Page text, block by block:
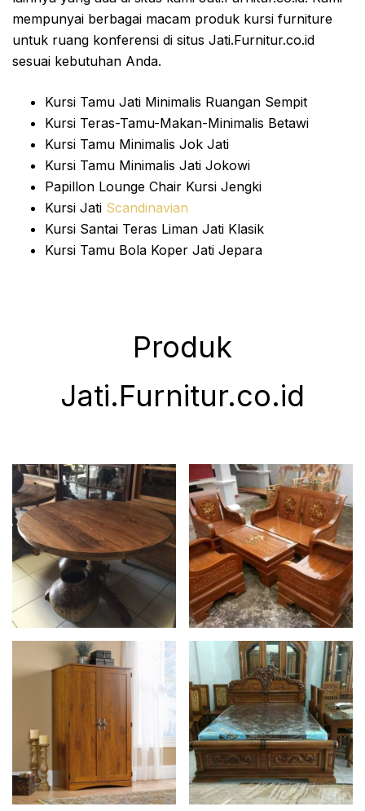
mempunyai berbagai macam produk kursi furniture
untuk ruang konferensi di situs Jati.Furnitur.co.id
sesuai kebutuhan Anda.
Kursi Tamu Jati Minimalis Ruangan Sempit
Kursi Teras-Tamu-Makan-Minimalis Betawi
Kursi Tamu Minimalis Jok Jati
Kursi Tamu Minimalis Jati Jokowi
Papillon Lounge Chair Kursi Jengki
Kursi Jati Scandinavian
Kursi Santai Teras Liman Jati Klasik
Kursi Tamu Bola Koper Jati Jepara
Produk
Jati.Furnitur.co.id